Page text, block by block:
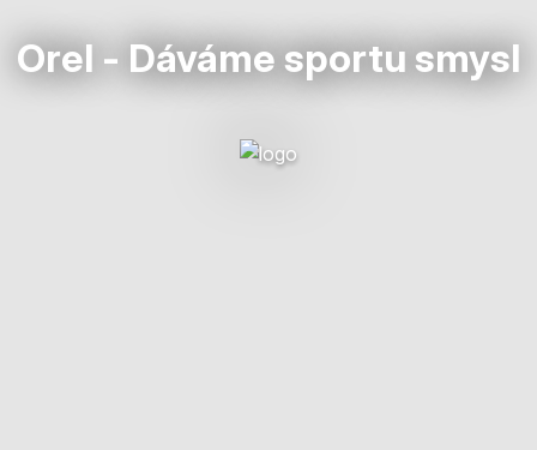
Orel - Dáváme sportu smysl